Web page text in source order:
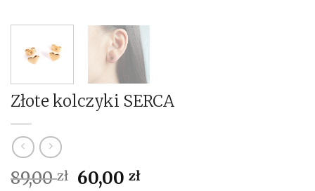
Złote kolczyki SERCA
89,00zł Pierwotna
60,00złAktualna